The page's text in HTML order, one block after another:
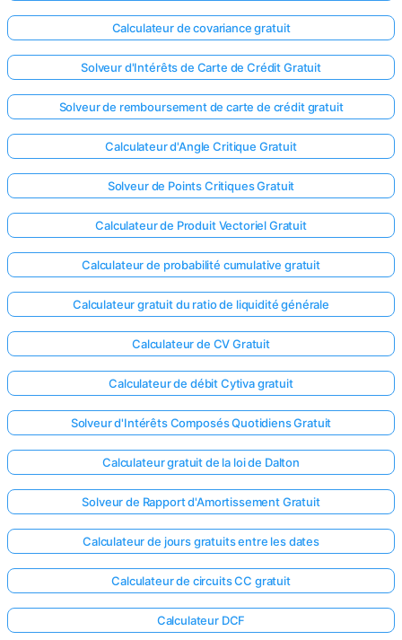
Calculateur de covariance gratuit
Solveur d'Intérêts de Carte de Crédit Gratuit
Solveur de remboursement de carte de crédit gratuit
Calculateur d'Angle Critique Gratuit
Solveur de Points Critiques Gratuit
Calculateur de Produit Vectoriel Gratuit
Calculateur de probabilité cumulative gratuit
Calculateur gratuit du ratio de liquidité générale
Calculateur de CV Gratuit
Calculateur de débit Cytiva gratuit
Solveur d'Intérêts Composés Quotidiens Gratuit
Calculateur gratuit de la loi de Dalton
Solveur de Rapport d'Amortissement Gratuit
Calculateur de jours gratuits entre les dates
Calculateur de circuits CC gratuit
Calculateur DCF